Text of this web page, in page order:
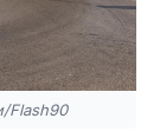
Flash90